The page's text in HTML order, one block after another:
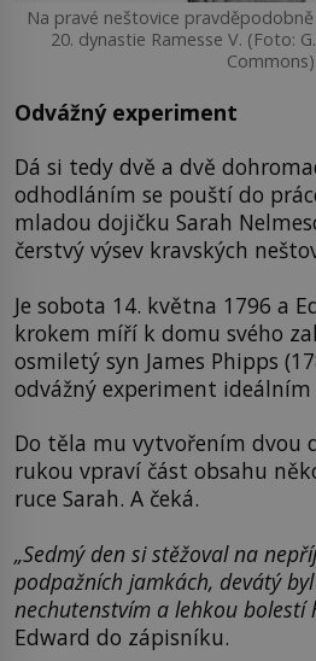
Na pravé neštovice
20. dynastie Ramesse V. (Foto:
Commons)
Odvážný experiment
Dá si tedy dvě a dvě
odhodláním se pouští do
mladou dojičku Sarah
čerstvý výsev kravských
Je sobota 14. května 1796 a
krokem míří k domu svého
osmiletý syn James Phipps
odvážný experiment
Do těla mu vytvořením dvou
rukou vpraví část obsahu
ruce Sarah. A čeká.
„Sedmý den si stěžoval na
podpažních jamkách, devátý
nechutenstvím a lehkou bolestí
Edward do zápisníku.